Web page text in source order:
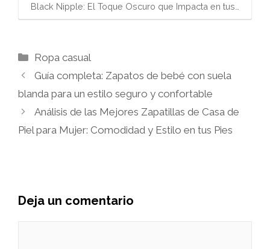
Black Nipple: El Toque Oscuro que Impacta en tus…
Categorías
Ropa casual
Guía completa: Zapatos de bebé con suela
blanda para un estilo seguro y confortable
Análisis de las Mejores Zapatillas de Casa de
Piel para Mujer: Comodidad y Estilo en tus Pies
Deja un comentario